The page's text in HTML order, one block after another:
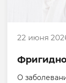
22 июня
О